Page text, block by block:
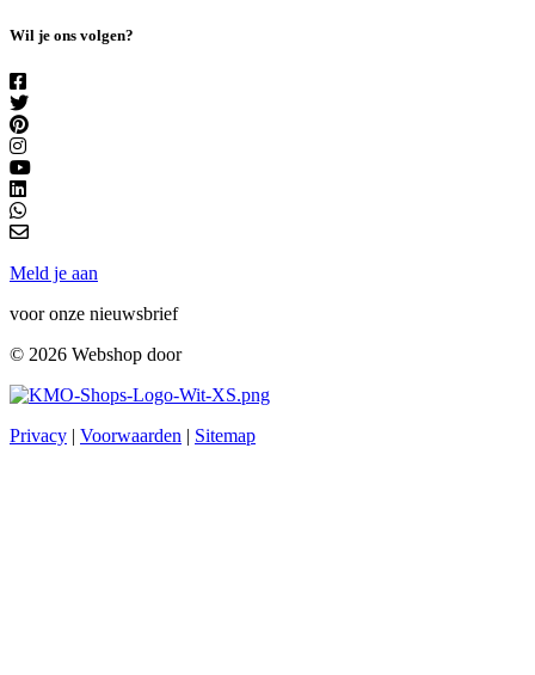
Wil je ons volgen?
Meld je aan
voor onze nieuwsbrief
© 2026 Webshop door
Privacy | Voorwaarden | Sitemap